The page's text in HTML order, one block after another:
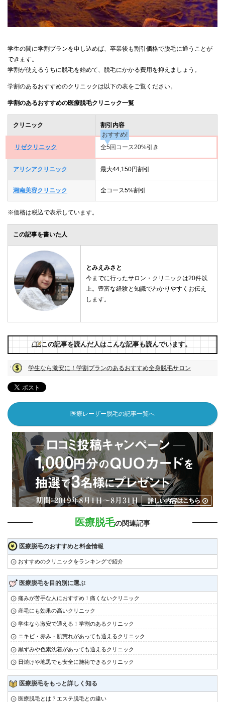
学生の間に学割プランを申し込めば、卒業後も割引価格で脱毛に通うことが
できます。
学割が使えるうちに脱毛を始めて、脱毛にかかる費用を抑えましょう。
学割のあるおすすめのクリニックは以下の表をご覧ください。
学割のあるおすすめの医療脱毛クリニック一覧
クリニック 割引内容
リゼクリニック
おすすめ!
全5回コース20%引き
アリシアクリニック 最大44,150円割引
湘南美容クリニック 全コース5%割引
※価格は税込で表示しています。
この記事を書いた人
とみえみさと
今までに行ったサロン・クリニックは20件以
上。豊富な経験と知識でわかりやすくお伝え
します。
この記事を読んだ人はこんな記事も読んでいます。
学生なら激安に！学割プランのあるおすすめ全身脱毛サロン
医療レーザー脱毛の記事一覧へ
医療脱毛の関連記事
医療脱毛のおすすめと料金情報
おすすめのクリニックをランキングで紹介
医療脱毛を目的別に選ぶ
痛みが苦手な人におすすめ！痛くないクリニック
産毛にも効果の高いクリニック
学生なら激安で通える！学割のあるクリニック
ニキビ・赤み・肌荒れがあっても通えるクリニック
黒ずみや色素沈着があっても通えるクリニック
日焼けや地黒でも安全に施術できるクリニック
医療脱毛をもっと詳しく知る
医療脱毛とは？エステ脱毛との違い